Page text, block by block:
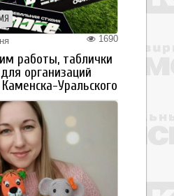
1690
работы, таблички
организаций
Уральского